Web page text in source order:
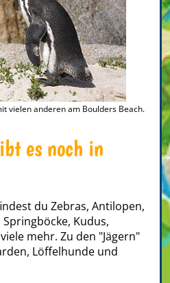
vielen anderen am Boulders Beach.
es noch in
du Zebras, Antilopen,
Springböcke, Kudus,
mehr. Zu den "Jägern"
Löffelhunde und